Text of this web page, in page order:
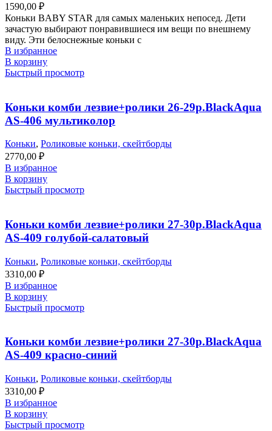
1590,00 ₽
Коньки BABY STAR для самых маленьких непосед. Дети
зачастую выбирают понравившиеся им вещи по внешнему
виду. Эти белоснежные коньки с
В избранное
В корзину
Быстрый просмотр
Коньки комби лезвие+ролики 26-29р.BlackAqua
AS-406 мультиколор
Коньки, Роликовые коньки, скейтборды
2770,00 ₽
В избранное
В корзину
Быстрый просмотр
Коньки комби лезвие+ролики 27-30р.BlackAqua
AS-409 голубой-салатовый
Коньки, Роликовые коньки, скейтборды
3310,00 ₽
В избранное
В корзину
Быстрый просмотр
Коньки комби лезвие+ролики 27-30р.BlackAqua
AS-409 красно-синий
Коньки, Роликовые коньки, скейтборды
3310,00 ₽
В избранное
В корзину
Быстрый просмотр